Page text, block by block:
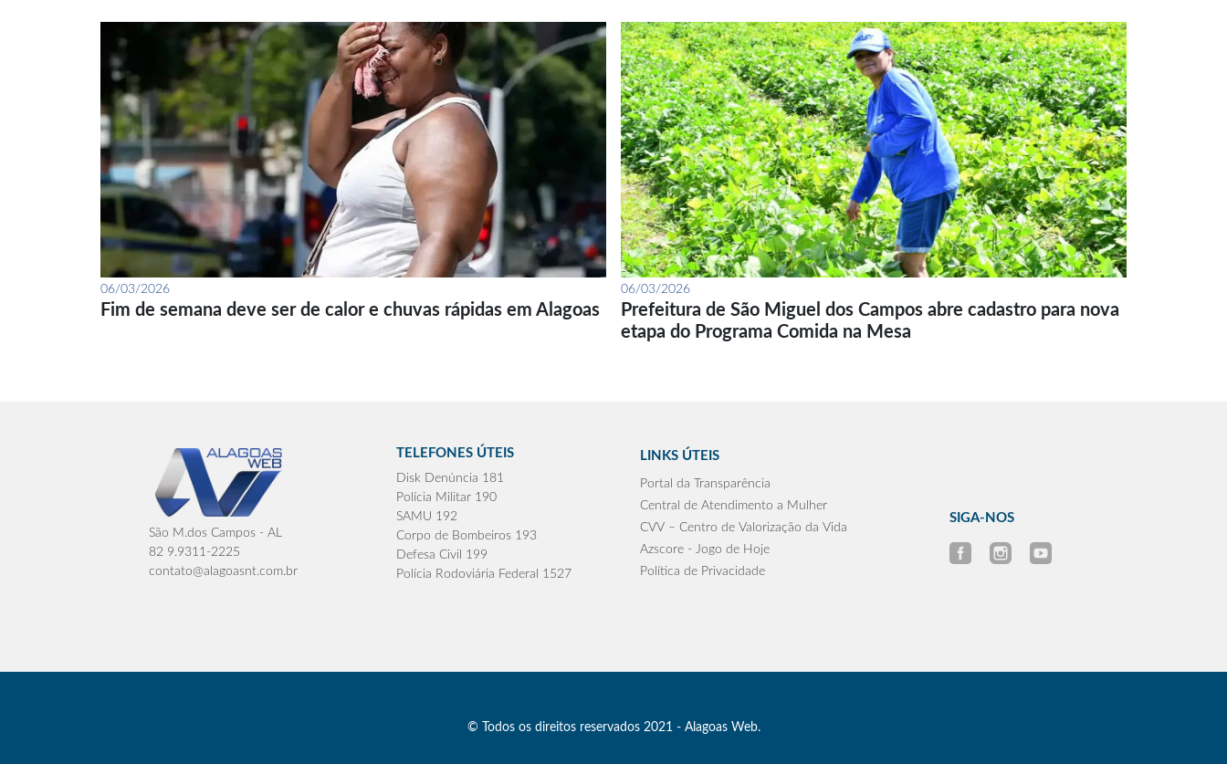
06/03/2026
Fim de semana deve ser de calor e chuvas rápidas em Alagoas
06/03/2026
Prefeitura de São Miguel dos Campos abre cadastro para nova
etapa do Programa Comida na Mesa
São M.dos Campos - AL
82 9.9311-2225
contato@alagoasnt.com.br
TELEFONES ÚTEIS
Disk Denúncia 181
Polícia Militar 190
SAMU 192
Corpo de Bombeiros 193
Defesa Civil 199
Polícia Rodoviária Federal 1527
LINKS ÚTEIS
Portal da Transparência
Central de Atendimento a Mulher
CVV – Centro de Valorização da Vida
Azscore - Jogo de Hoje
Política de Privacidade
SIGA-NOS
© Todos os direitos reservados 2021 - Alagoas Web.